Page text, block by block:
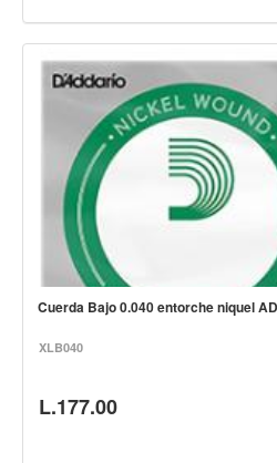
Pedestal para platillo
Pedestal para Hi-Hat
Pedestal para redoblante
Herrajes
Pedal
Trono
Accesorios
Teclado
Teclado Digital
Piano Digital
Cuerda Bajo 0.040
XLB040
L.177.00